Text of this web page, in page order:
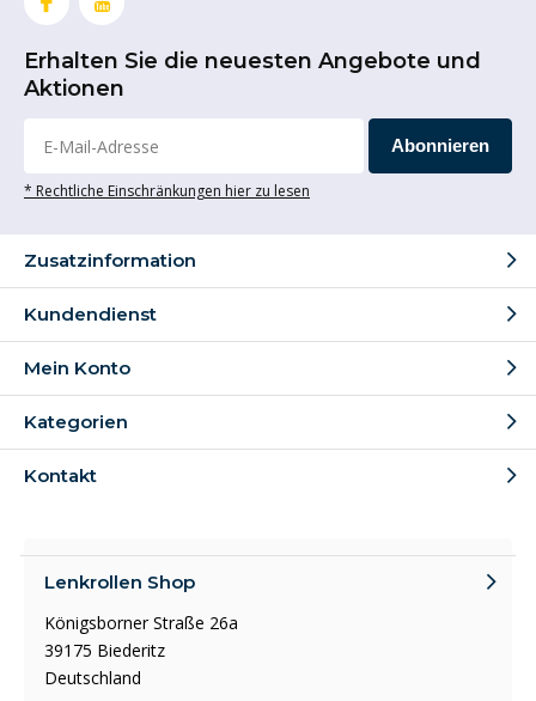
Erhalten Sie die neuesten Angebote und
Aktionen
Abonnieren
* Rechtliche Einschränkungen hier zu lesen
Zusatzinformation
Kundendienst
Mein Konto
Kategorien
Kontakt
Lenkrollen Shop
Königsborner Straße 26a
39175 Biederitz
Deutschland